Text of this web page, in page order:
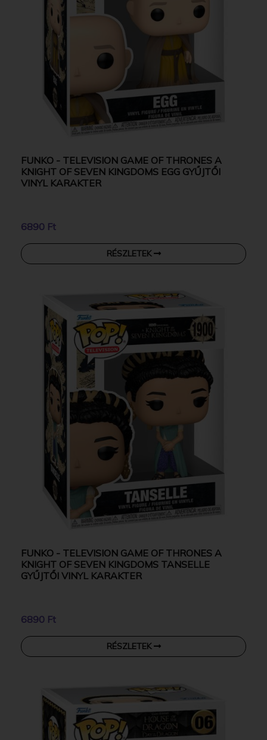
FUNKO - TELEVISION GAME OF THRONES A
KNIGHT OF SEVEN KINGDOMS EGG GYŰJTŐI
VINYL KARAKTER
6890 Ft
RÉSZLETEK
FUNKO - TELEVISION GAME OF THRONES A
KNIGHT OF SEVEN KINGDOMS TANSELLE
GYŰJTŐI VINYL KARAKTER
6890 Ft
RÉSZLETEK